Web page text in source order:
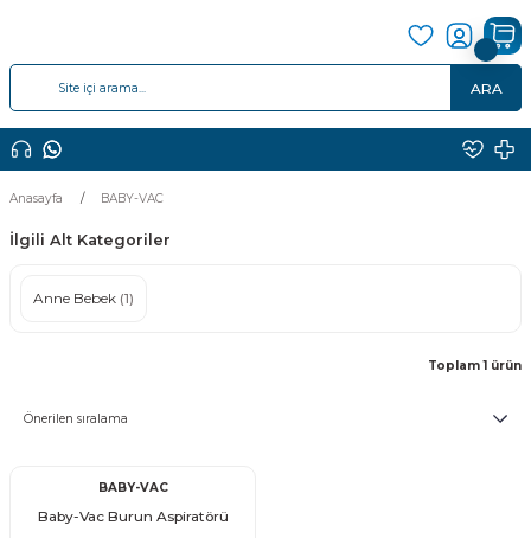
ARA
Anasayfa BABY-VAC
İlgili Alt Kategoriler
Anne Bebek (1)
Toplam 1 ürün
BABY-VAC
Baby-Vac Burun Aspiratörü